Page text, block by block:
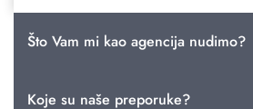
Što Vam mi kao agencija nudimo?
Koje su naše preporuke?